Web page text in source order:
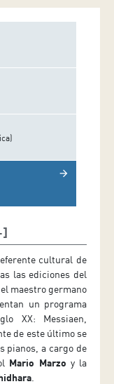
arrow_forward
cultural de
las ediciones del
maestro germano
un programa
XX: Messiaen,
de este último se
pianos, a cargo de
Mario Marzo y la
.